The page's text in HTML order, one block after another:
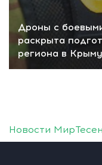
Дроны с
раскрыта
региона в Крыму
Новости МирТесен